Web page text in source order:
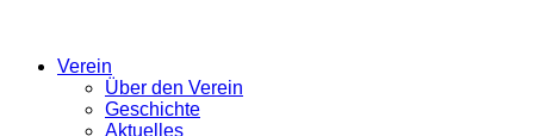
Verein
Über den Verein
Geschichte
Aktuelles